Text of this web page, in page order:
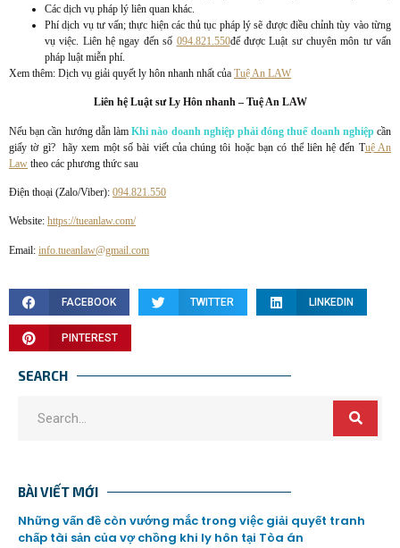
Các dịch vụ pháp lý liên quan khác.
Phí dịch vụ tư vấn; thực hiện các thủ tục pháp lý sẽ được điều chỉnh tùy vào từng
vụ việc. Liên hệ ngay đến số 094.821.550để được Luật sư chuyên môn tư vấn
pháp luật miễn phí.
Xem thêm: Dịch vụ giải quyết ly hôn nhanh nhất của Tuệ An LAW
Liên hệ Luật sư Ly Hôn nhanh – Tuệ An LAW
Nếu bạn cần hướng dẫn làmKhi nào doanh nghiệp phải đóng thuế doanh nghiệp cần
giấy tờ gì? hãy xem một số bài viết của chúng tôi hoặc bạn có thể liên hệ đến Tuệ An
Law theo các phương thức sau
Điện thoại (Zalo/Viber): 094.821.550
Website: https://tueanlaw.com/
Email: info.tueanlaw@gmail.com
FACEBOOK TWITTER LINKEDIN
PINTEREST
SEARCH
BÀI VIẾT MỚI
Những vấn đề còn vướng mắc trong việc giải quyết tranh
chấp tài sản của vợ chồng khi ly hôn tại Tòa án